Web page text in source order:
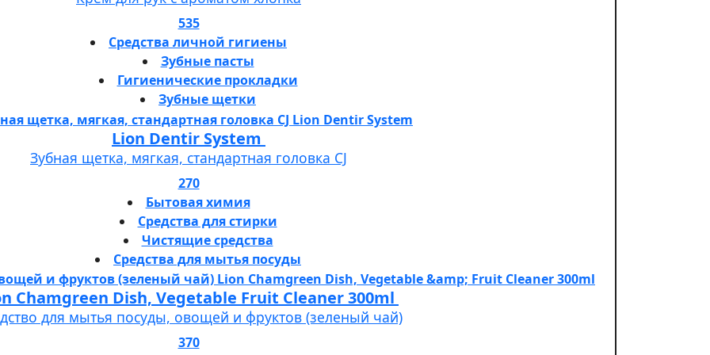
535
Средства личной гигиены
Зубные пасты
Гигиенические прокладки
Зубные щетки
Lion Dentir System
Зубная щетка, мягкая, стандартная головка СJ
270
Бытовая химия
Средства для стирки
Чистящие средства
Средства для мытья посуды
Lion Chamgreen Dish, Vegetable Fruit Cleaner 300ml
для мытья посуды, овощей и фруктов (зеленый чай)
370